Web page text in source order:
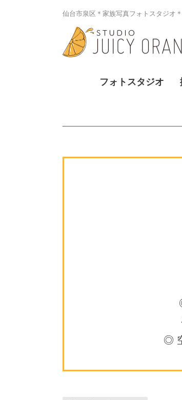
仙台市泉区＊家族写真フォトスタジオ
フォトスタジオ
◎